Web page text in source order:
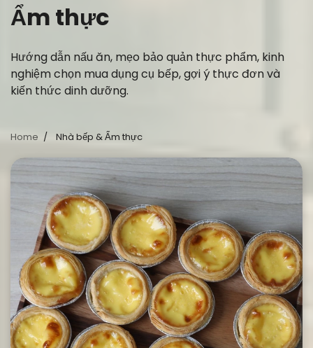
Ẩm thực
Hướng dẫn nấu ăn, mẹo bảo quản thực phẩm, kinh
nghiệm chọn mua dụng cụ bếp, gợi ý thực đơn và
kiến thức dinh dưỡng.
Home Nhà bếp & Ẩm thực